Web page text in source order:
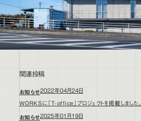
関連投稿
お知らせ2022年04月24日
WORKSに「T-office」プロジェクトを掲載しました。
お知らせ2025年01月19日